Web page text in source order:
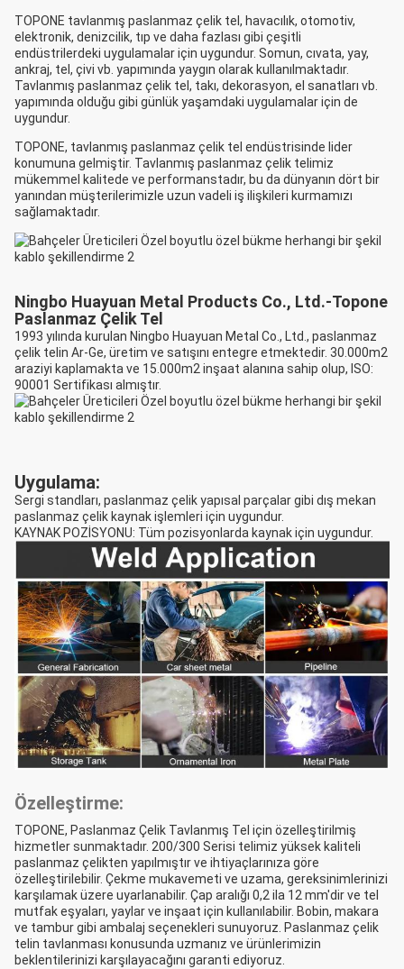
TOPONE tavlanmış paslanmaz çelik tel, havacılık, otomotiv,
elektronik, denizcilik, tıp ve daha fazlası gibi çeşitli
endüstrilerdeki uygulamalar için uygundur. Somun, cıvata, yay,
ankraj, tel, çivi vb. yapımında yaygın olarak kullanılmaktadır.
Tavlanmış paslanmaz çelik tel, takı, dekorasyon, el sanatları vb.
yapımında olduğu gibi günlük yaşamdaki uygulamalar için de
uygundur.
TOPONE, tavlanmış paslanmaz çelik tel endüstrisinde lider
konumuna gelmiştir. Tavlanmış paslanmaz çelik telimiz
mükemmel kalitede ve performanstadır, bu da dünyanın dört bir
yanından müşterilerimizle uzun vadeli iş ilişkileri kurmamızı
sağlamaktadır.
Ningbo Huayuan Metal Products Co., Ltd.-Topone
Paslanmaz Çelik Tel
1993 yılında kurulan Ningbo Huayuan Metal Co., Ltd., paslanmaz
çelik telin Ar-Ge, üretim ve satışını entegre etmektedir. 30.000m2
araziyi kaplamakta ve 15.000m2 inşaat alanına sahip olup, ISO:
90001 Sertifikası almıştır.
Uygulama:
Sergi standları, paslanmaz çelik yapısal parçalar gibi dış mekan
paslanmaz çelik kaynak işlemleri için uygundur.
KAYNAK POZİSYONU: Tüm pozisyonlarda kaynak için uygundur.
Özelleştirme:
TOPONE, Paslanmaz Çelik Tavlanmış Tel için özelleştirilmiş
hizmetler sunmaktadır. 200/300 Serisi telimiz yüksek kaliteli
paslanmaz çelikten yapılmıştır ve ihtiyaçlarınıza göre
özelleştirilebilir. Çekme mukavemeti ve uzama, gereksinimlerinizi
karşılamak üzere uyarlanabilir. Çap aralığı 0,2 ila 12 mm'dir ve tel
mutfak eşyaları, yaylar ve inşaat için kullanılabilir. Bobin, makara
ve tambur gibi ambalaj seçenekleri sunuyoruz. Paslanmaz çelik
telin tavlanması konusunda uzmanız ve ürünlerimizin
beklentilerinizi karşılayacağını garanti ediyoruz.